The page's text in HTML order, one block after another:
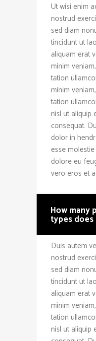
Ut wisi enim
nostrud
sed diam
tincidunt ut
aliquam erat
minim
tation
minim
tation
nisl ut aliquip
consequat.
dolor in
esse
dolore eu
vero eros et
How many
types
Duis autem
nostrud
sed diam
tincidunt ut
aliquam erat
minim
tation
nisl ut aliquip